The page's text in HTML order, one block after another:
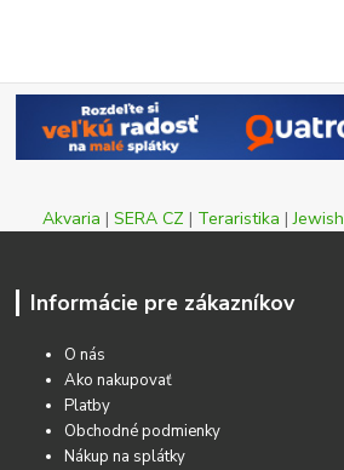
Akvaria | SERA CZ | Teraristika |Jewish
Informácie pre zákazníkov
O nás
Ako nakupovať
Platby
Obchodné podmienky
Nákup na splátky